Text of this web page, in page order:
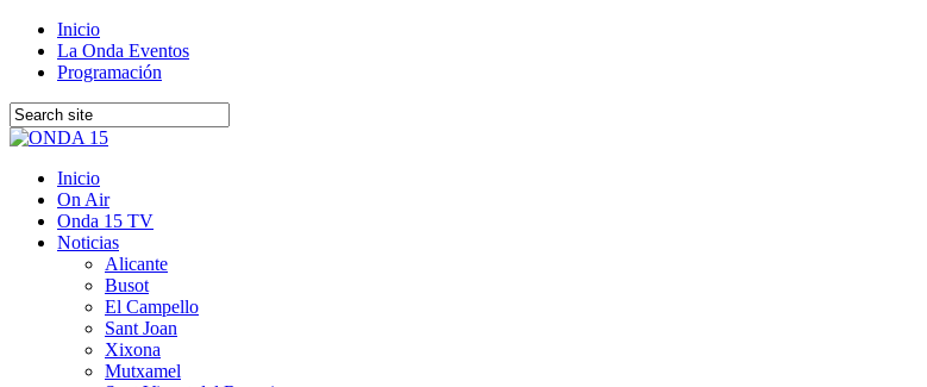
Inicio
La Onda Eventos
Programación
Inicio
On Air
Onda 15 TV
Noticias
Alicante
Busot
El Campello
Sant Joan
Xixona
Mutxamel